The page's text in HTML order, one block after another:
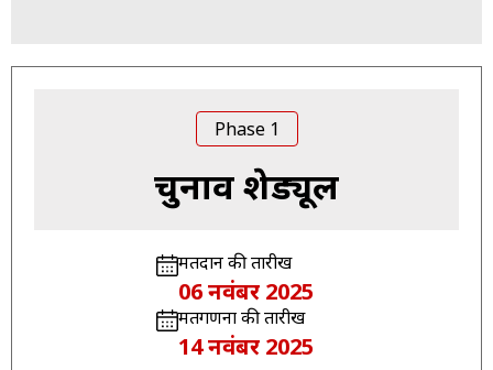
Phase 1
चुनाव शेड्यूल
मतदान की तारीख
06 नवंबर 2025
मतगणना की तारीख
14 नवंबर 2025